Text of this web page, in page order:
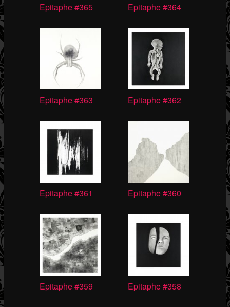
Epitaphe #365 Epitaphe #364
Epitaphe #363 Epitaphe #362
Epitaphe #361 Epitaphe #360
Epitaphe #359 Epitaphe #358